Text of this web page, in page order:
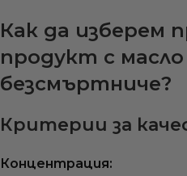
Как да изберем
продукт с
безсмъртниче?
Критерии за
Концентрация: